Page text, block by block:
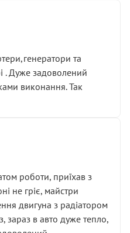
та
. Дуже задоволений
виконання. Так
роботи, приїхав з
не гріє, майстри
двигуна з радіатором
зараз в авто дуже тепло,